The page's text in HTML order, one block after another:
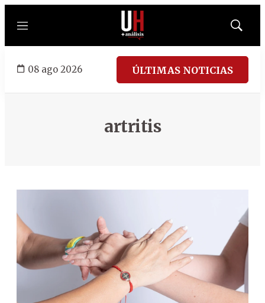
Menú
Mostrar
08 ago 2026 ÚLTIMAS NOTICIAS
artritis